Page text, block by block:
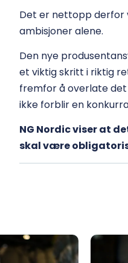
Det er nettopp derfor
ambisjoner alene.
Den nye
et viktig skritt i riktig
fremfor å overlate det
ikke forblir en
NG Nordic viser at
skal være